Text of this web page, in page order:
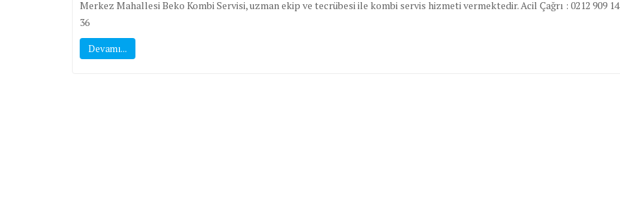
Merkez Mahallesi Beko Kombi Servisi, uzman ekip ve tecrübesi ile kombi servis hizmeti vermektedir. Acil Çağrı : 0212 909 14
36
Devamı...